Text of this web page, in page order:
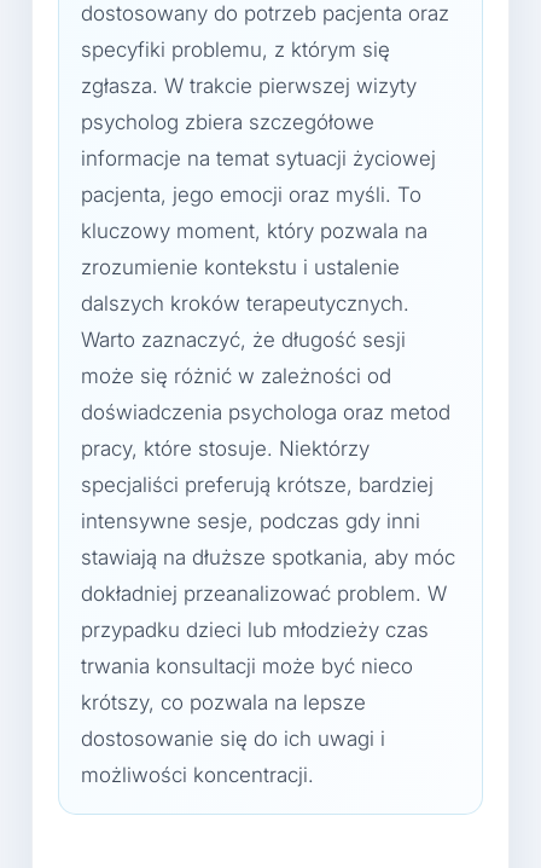
dostosowany do potrzeb pacjenta oraz
specyfiki problemu, z którym się
zgłasza. W trakcie pierwszej wizyty
psycholog zbiera szczegółowe
informacje na temat sytuacji życiowej
pacjenta, jego emocji oraz myśli. To
kluczowy moment, który pozwala na
zrozumienie kontekstu i ustalenie
dalszych kroków terapeutycznych.
Warto zaznaczyć, że długość sesji
może się różnić w zależności od
doświadczenia psychologa oraz metod
pracy, które stosuje. Niektórzy
specjaliści preferują krótsze, bardziej
intensywne sesje, podczas gdy inni
stawiają na dłuższe spotkania, aby móc
dokładniej przeanalizować problem. W
przypadku dzieci lub młodzieży czas
trwania konsultacji może być nieco
krótszy, co pozwala na lepsze
dostosowanie się do ich uwagi i
możliwości koncentracji.